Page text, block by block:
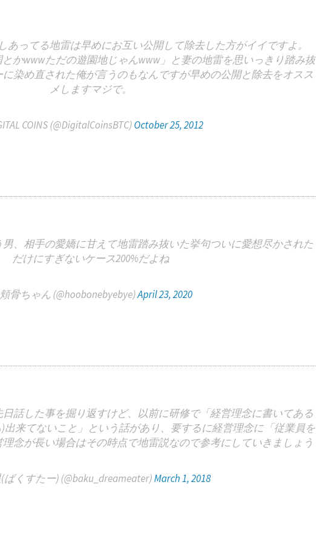
あってる地雷は早めにお互い公開して除去した方がイイですよ。
とかwwwただの遊園地じゃんwww」と妻の地雷を思いっきり踏み抜
染め直された俺が言うのもなんですが早めの公開と除去をオスス
メしますマジで。
COINS (@DigitalCoinsBTC) October 25, 2012
男、相手の愛嬌に甘えて地雷踏み抜いた挙句ついに愛想尽かされた
だけにすぎないケース200%だよね
骨ちゃん (@hoobonebyebye)April 23, 2020
話した事を掘り返すけど、以前に研修で「経営理念に書いてある
出来てないこと」という話があり、要するに経営理念に「従業員を
念が長い場合はその時点で地雷説なので参考にしていきましょう
くすたー) (@baku_dreameater)March 1, 2018